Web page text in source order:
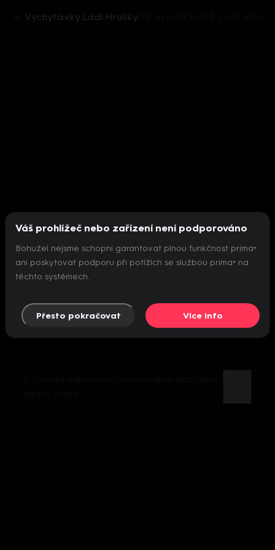
Vychytávky Ládi Hrušky
Nepodařilo se inicializovat přehrávač
Váš prohlížeč nebo zařízení není podporováno
Bohužel nejsme schopni garantovat plnou funkčnost prima+
ani poskytovat podporu při potížích se službou prima+ na
těchto systémech.
Přesto pokračovat Více info